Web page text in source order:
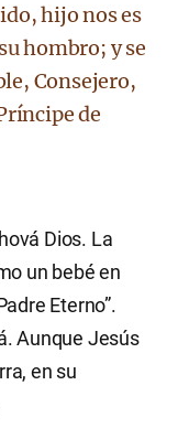
hijo nos es
hombro; y se
Consejero,
de
Dios. La
un bebé en
Eterno”.
Aunque Jesús
en su